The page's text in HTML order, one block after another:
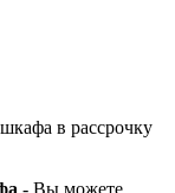
в рассрочку
- Вы можете